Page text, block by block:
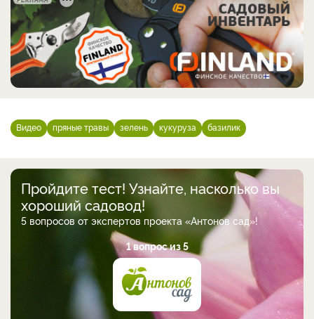
Видео пряные травы зелень кукуруза базилик
Пройдите тест! Узнайте, насколько вы
хороший садовод!
5 вопросов от экспертов проекта «Антонов сад»!
1 вопрос из 5